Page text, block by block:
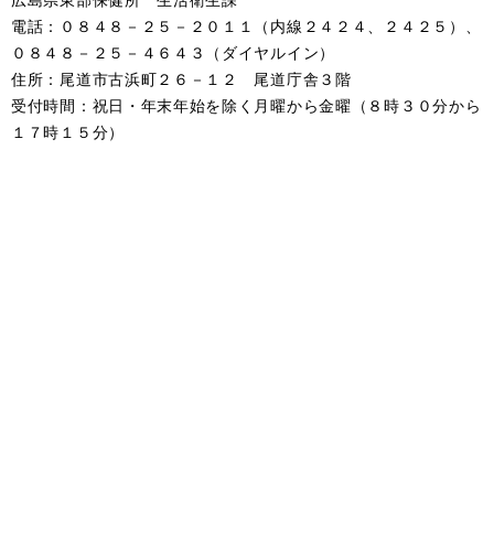
電話：０８４８－２５－２０１１（内線２４２４、２４２５）、
０８４８－２５－４６４３（ダイヤルイン）
住所：尾道市古浜町２６－１２ 尾道庁舎３階
受付時間：祝日・年末年始を除く月曜から金曜（８時３０分から
１７時１５分）